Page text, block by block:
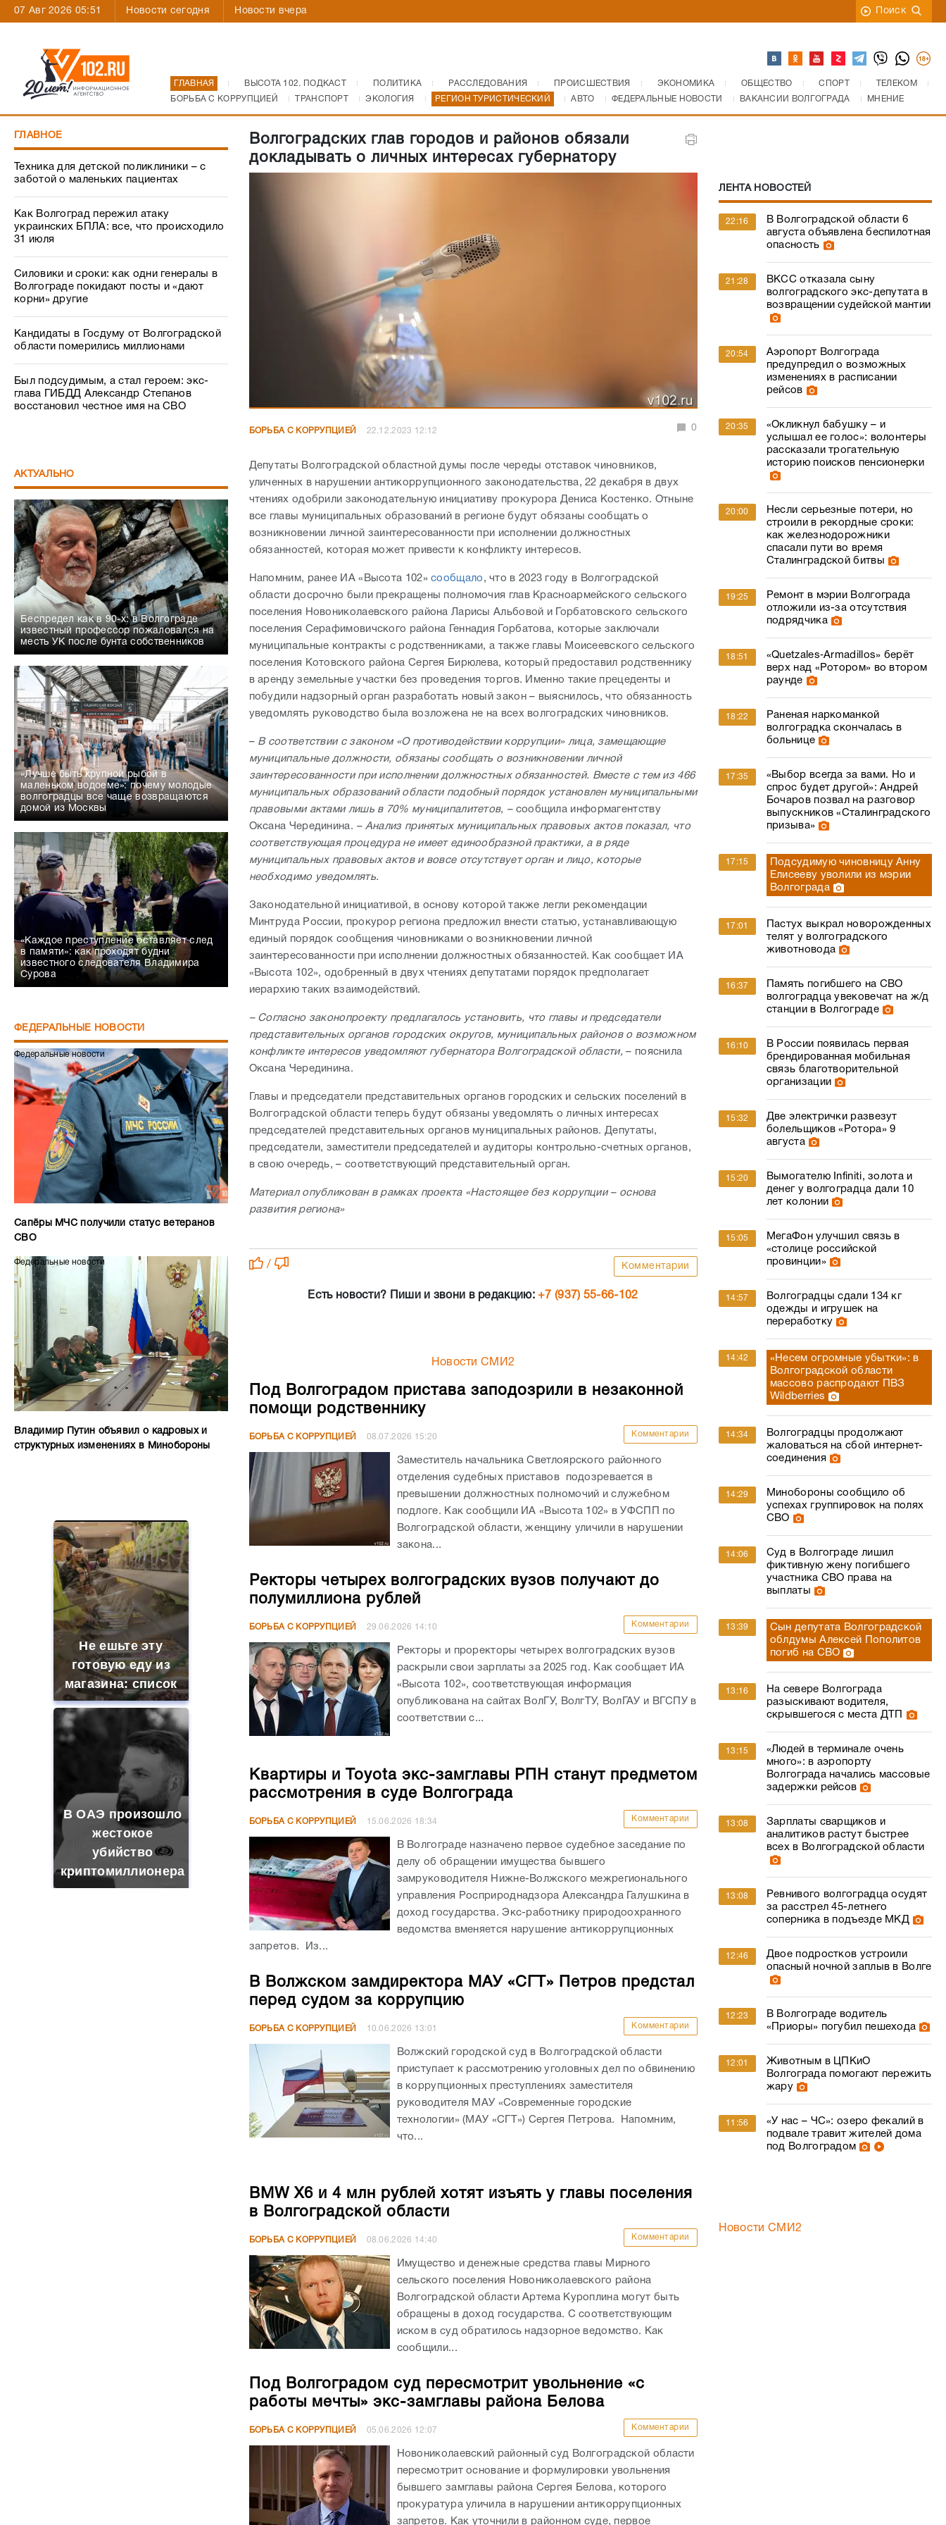
07 Авг 2026 05:51 Новости сегодня Новости вчера Поиск
ГЛАВНАЯ ВЫСОТА 102. ПОДКАСТ ПОЛИТИКА РАССЛЕДОВАНИЯ ПРОИСШЕСТВИЯ ЭКОНОМИКА ОБЩЕСТВО СПОРТ
ТЕЛЕКОМ
БОРЬБА С КОРРУПЦИЕЙ
ТРАНСПОРТ ЭКОЛОГИЯ РЕГИОН ТУРИСТИЧЕСКИЙ АВТО ФЕДЕРАЛЬНЫЕ НОВОСТИ ВАКАНСИИ ВОЛГОГРАДА МНЕНИЕ
ГЛАВНОЕ
Техника для детской поликлиники – с
заботой о маленьких пациентах
Как Волгоград пережил атаку
украинских БПЛА: все, что происходило
31 июля
Силовики и сроки: как одни генералы в
Волгограде покидают посты и «дают
корни» другие
Кандидаты в Госдуму от Волгоградской
области померились миллионами
Был подсудимым, а стал героем: экс-
глава ГИБДД Александр Степанов
восстановил честное имя на СВО
АКТУАЛЬНО
Беспредел как в 90-х: в Волгограде
известный профессор пожаловался на
месть УК после бунта собственников
«Лучше быть крупной рыбой в
маленьком водоеме»: почему молодые
волгоградцы все чаще возвращаются
домой из Москвы
«Каждое преступление оставляет след
в памяти»: как проходят будни
известного следователя Владимира
Сурова
ФЕДЕРАЛЬНЫЕ НОВОСТИ
Федеральные новости
Сапёры МЧС получили статус ветеранов
СВО
Федеральные новости
Владимир Путин объявил о кадровых и
структурных изменениях в Минобороны
Не ешьте эту
готовую еду из
магазина: список
В ОАЭ произошло
жестокое
убийство
криптомиллионера
Волгоградских глав городов и районов обязали
докладывать о личных интересах губернатору
БОРЬБА С КОРРУПЦИЕЙ 22.12.2023 12:12 0
Депутаты Волгоградской областной думы после череды отставок чиновников,
уличенных в нарушении антикоррупционного законодательства, 22 декабря в двух
чтениях одобрили законодательную инициативу прокурора Дениса Костенко. Отныне
все главы муниципальных образований в регионе будут обязаны сообщать о
возникновении личной заинтересованности при исполнении должностных
обязанностей, которая может привести к конфликту интересов.
Напомним, ранее ИА «Высота 102»сообщало , что в 2023 году в Волгоградской
области досрочно были прекращены полномочия глав Красноармейского сельского
поселения Новониколаевского района Ларисы Альбовой и Горбатовского сельского
поселения Серафимовичского района Геннадия Горбатова, которые заключали
муниципальные контракты с родственниками, а также главы Моисеевского сельского
поселения Котовского района Сергея Бирюлева, который предоставил родственнику
в аренду земельные участки без проведения торгов. Именно такие прецеденты и
побудили надзорный орган разработать новый закон – выяснилось, что обязанность
уведомлять руководство была возложена не на всех волгоградских чиновников.
– В соответствии с законом «О противодействии коррупции» лица, замещающие
муниципальные должности, обязаны сообщать о возникновении личной
заинтересованности при исполнении должностных обязанностей. Вместе с тем из 466
муниципальных образований области подобный порядок установлен муниципальными
правовыми актами лишь в 70% муниципалитетов, – сообщила информагентству
Оксана Черединина. – Анализ принятых муниципальных правовых актов показал, что
соответствующая процедура не имеет единообразной практики, а в ряде
муниципальных правовых актов и вовсе отсутствует орган и лицо, которые
необходимо уведомлять.
Законодательной инициативой, в основу которой также легли рекомендации
Минтруда России, прокурор региона предложил внести статью, устанавливающую
единый порядок сообщения чиновниками о возникновении личной
заинтересованности при исполнении должностных обязанностей. Как сообщает ИА
«Высота 102», одобренный в двух чтениях депутатами порядок предполагает
иерархию таких взаимодействий.
–Согласно законопроекту предлагалось установить, что главы и председатели
представительных органов городских округов, муниципальных районов о возможном
конфликте интересов уведомляют губернатора Волгоградской области, – пояснила
Оксана Черединина.
Главы и председатели представительных органов городских и сельских поселений в
Волгоградской области теперь будут обязаны уведомлять о личных интересах
председателей представительных органов муниципальных районов. Депутаты,
председатели, заместители председателей и аудиторы контрольно-счетных органов,
в свою очередь, – соответствующий представительный орган.
Материал опубликован в рамках проекта «Настоящее без коррупции – основа
развития региона»
/ Комментарии
Есть новости? Пиши и звони в редакцию:+7 (937) 55-66-102
Новости СМИ2
Под Волгоградом пристава заподозрили в незаконной
помощи родственнику
БОРЬБА С КОРРУПЦИЕЙ 08.07.2026 15:20 Комментарии
Заместитель начальника Светлоярского районного
отделения судебных приставов подозревается в
превышении должностных полномочий и служебном
подлоге. Как сообщили ИА «Высота 102» в УФСПП по
Волгоградской области, женщину уличили в нарушении
закона...
Ректоры четырех волгоградских вузов получают до
полумиллиона рублей
БОРЬБА С КОРРУПЦИЕЙ 29.06.2026 14:10 Комментарии
Ректоры и проректоры четырех волгоградских вузов
раскрыли свои зарплаты за 2025 год. Как сообщает ИА
«Высота 102», соответствующая информация
опубликована на сайтах ВолГУ, ВолгТУ, ВолГАУ и ВГСПУ в
соответствии с...
Квартиры и Toyota экс-замглавы РПН станут предметом
рассмотрения в суде Волгограда
БОРЬБА С КОРРУПЦИЕЙ 15.06.2026 18:34 Комментарии
В Волгограде назначено первое судебное заседание по
делу об обращении имущества бывшего
замруководителя Нижне-Волжского межрегионального
управления Росприроднадзора Александра Галушкина в
доход государства. Экс-работнику природоохранного
ведомства вменяется нарушение антикоррупционных
запретов. Из...
В Волжском замдиректора МАУ «СГТ» Петров предстал
перед судом за коррупцию
БОРЬБА С КОРРУПЦИЕЙ 10.06.2026 13:01 Комментарии
Волжский городской суд в Волгоградской области
приступает к рассмотрению уголовных дел по обвинению
в коррупционных преступлениях заместителя
руководителя МАУ «Современные городские
технологии» (МАУ «СГТ») Сергея Петрова. Напомним,
что...
BMW X6 и 4 млн рублей хотят изъять у главы поселения
в Волгоградской области
БОРЬБА С КОРРУПЦИЕЙ 08.06.2026 14:40 Комментарии
Имущество и денежные средства главы Мирного
сельского поселения Новониколаевского района
Волгоградской области Артема Куроплина могут быть
обращены в доход государства. С соответствующим
иском в суд обратилось надзорное ведомство. Как
сообщили...
Под Волгоградом суд пересмотрит увольнение «с
работы мечты» экс-замглавы района Белова
БОРЬБА С КОРРУПЦИЕЙ 05.06.2026 12:07 Комментарии
Новониколаевский районный суд Волгоградской области
пересмотрит основание и формулировки увольнения
бывшего замглавы района Сергея Белова, которого
прокуратура уличила в нарушении антикоррупционных
запретов. Как уточнили в районном суде, первое
ЛЕНТА НОВОСТЕЙ
22:16
В Волгоградской области 6
августа объявлена беспилотная
опасность
21:28
ВКСС отказала сыну
волгоградского экс-депутата в
возвращении судейской мантии
20:54
Аэропорт Волгограда
предупредил о возможных
изменениях в расписании
рейсов
20:35
«Окликнул бабушку – и
услышал ее голос»: волонтеры
рассказали трогательную
историю поисков пенсионерки
20:00
Несли серьезные потери, но
строили в рекордные сроки:
как железнодорожники
спасали пути во время
Сталинградской битвы
19:25
Ремонт в мэрии Волгограда
отложили из-за отсутствия
подрядчика
18:51
«Quetzales‑Armadillos» берёт
верх над «Ротором» во втором
раунде
18:22
Раненая наркоманкой
волгоградка скончалась в
больнице
17:35
«Выбор всегда за вами. Но и
спрос будет другой»: Андрей
Бочаров позвал на разговор
выпускников «Сталинградского
призыва»
17:15
Подсудимую чиновницу Анну
Елисееву уволили из мэрии
Волгограда
17:01
Пастух выкрал новорожденных
телят у волгоградского
животновода
16:37
Память погибшего на СВО
волгоградца увековечат на ж/д
станции в Волгограде
16:10
В России появилась первая
брендированная мобильная
связь благотворительной
организации
15:32
Две электрички развезут
болельщиков «Ротора» 9
августа
15:20
Вымогателю Infiniti, золота и
денег у волгоградца дали 10
лет колонии
15:05
МегаФон улучшил связь в
«столице российской
провинции»
14:57
Волгоградцы сдали 134 кг
одежды и игрушек на
переработку
14:42
«Несем огромные убытки»: в
Волгоградской области
массово распродают ПВЗ
Wildberries
14:34
Волгоградцы продолжают
жаловаться на сбой интернет-
соединения
14:29
Минобороны сообщило об
успехах группировок на полях
СВО
14:06
Суд в Волгограде лишил
фиктивную жену погибшего
участника СВО права на
выплаты
13:39
Сын депутата Волгоградской
облдумы Алексей Пополитов
погиб на СВО
13:16
На севере Волгограда
разыскивают водителя,
скрывшегося с места ДТП
13:15
«Людей в терминале очень
много»: в аэропорту
Волгограда начались массовые
задержки рейсов
13:08
Зарплаты сварщиков и
аналитиков растут быстрее
всех в Волгоградской области
13:08
Ревнивого волгоградца осудят
за расстрел 45-летнего
соперника в подъезде МКД
12:46
Двое подростков устроили
опасный ночной заплыв в Волге
12:23
В Волгограде водитель
«Приоры» погубил пешехода
12:01
Животным в ЦПКиО
Волгограда помогают пережить
жару
11:56
«У нас – ЧС»: озеро фекалий в
подвале травит жителей дома
под Волгоградом
Новости СМИ2